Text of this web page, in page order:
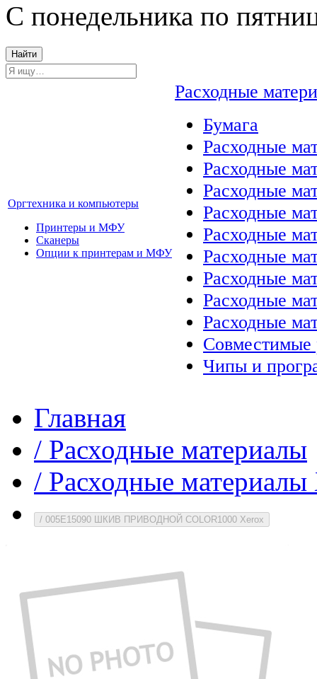
С понедельника по
Найти
Оргтехника и компьютеры
Принтеры и МФУ
Сканеры
Опции к принтерам и МФУ
Расходные
Бумага
Расходные
Расходные
Расходные
Расходные
Расходные
Расходные
Расходные
Расходные
Расходные
Совместимые
Чипы и
Главная
/ Расходные материалы
/ Расходные
/ 005E15090 ШКИВ ПРИВОДНОЙ COLOR1000 Xerox